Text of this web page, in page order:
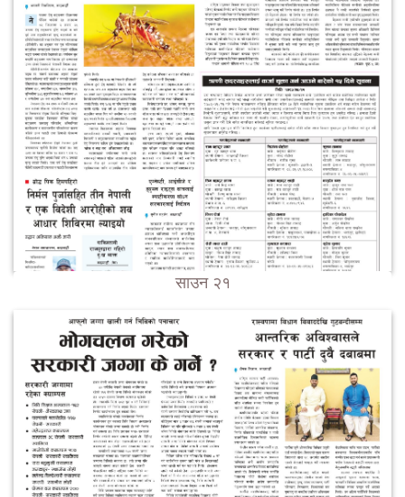
साउन २१